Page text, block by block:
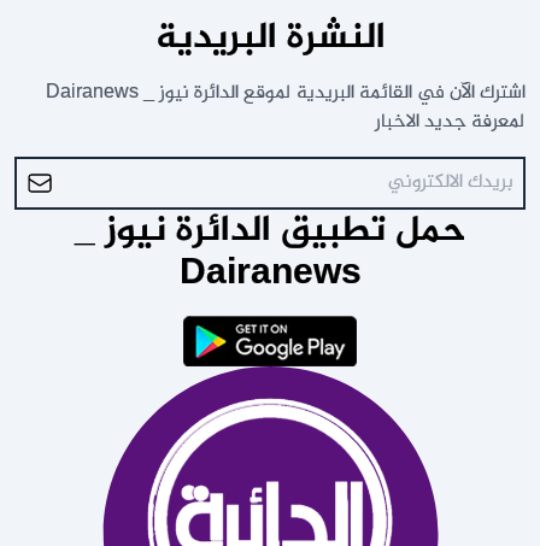
النشرة البريدية
اشترك الآن في القائمة البريدية لموقع الدائرة نيوز _ Dairanews
لمعرفة جديد الاخبار
حمل تطبيق الدائرة نيوز _
Dairanews